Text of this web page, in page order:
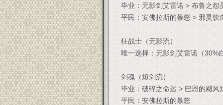
毕业：无影剑艾雷诺 > 布鲁之怨
平民：安佛拉斯的暴怒 > 邪灵饮
狂战士（无影流）
唯一选择：无影剑艾雷诺（30%
剑魂（短剑流）
毕业：破碎之命运 > 巴恩的飓风
平民：安佛拉斯的暴怒